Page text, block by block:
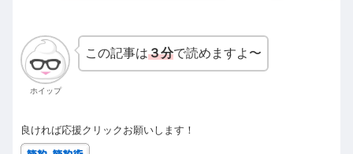
ホイップ
この記事は３分で読めますよ〜
良ければ応援クリックお願いします！